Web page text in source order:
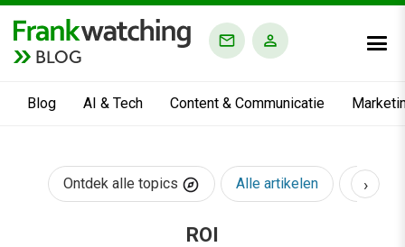
BLOG
Blog AI & Tech Content & Communicatie
Ontdek alle topics Alle artikelen AI &
›
ROI